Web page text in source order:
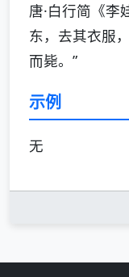
唐·白行简《李
东，去其衣服
而毙。”
示例
无